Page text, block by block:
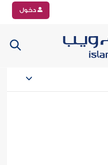
دخول